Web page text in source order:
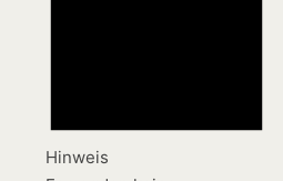
Hinweis